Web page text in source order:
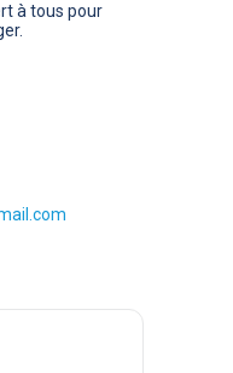
à tous pour